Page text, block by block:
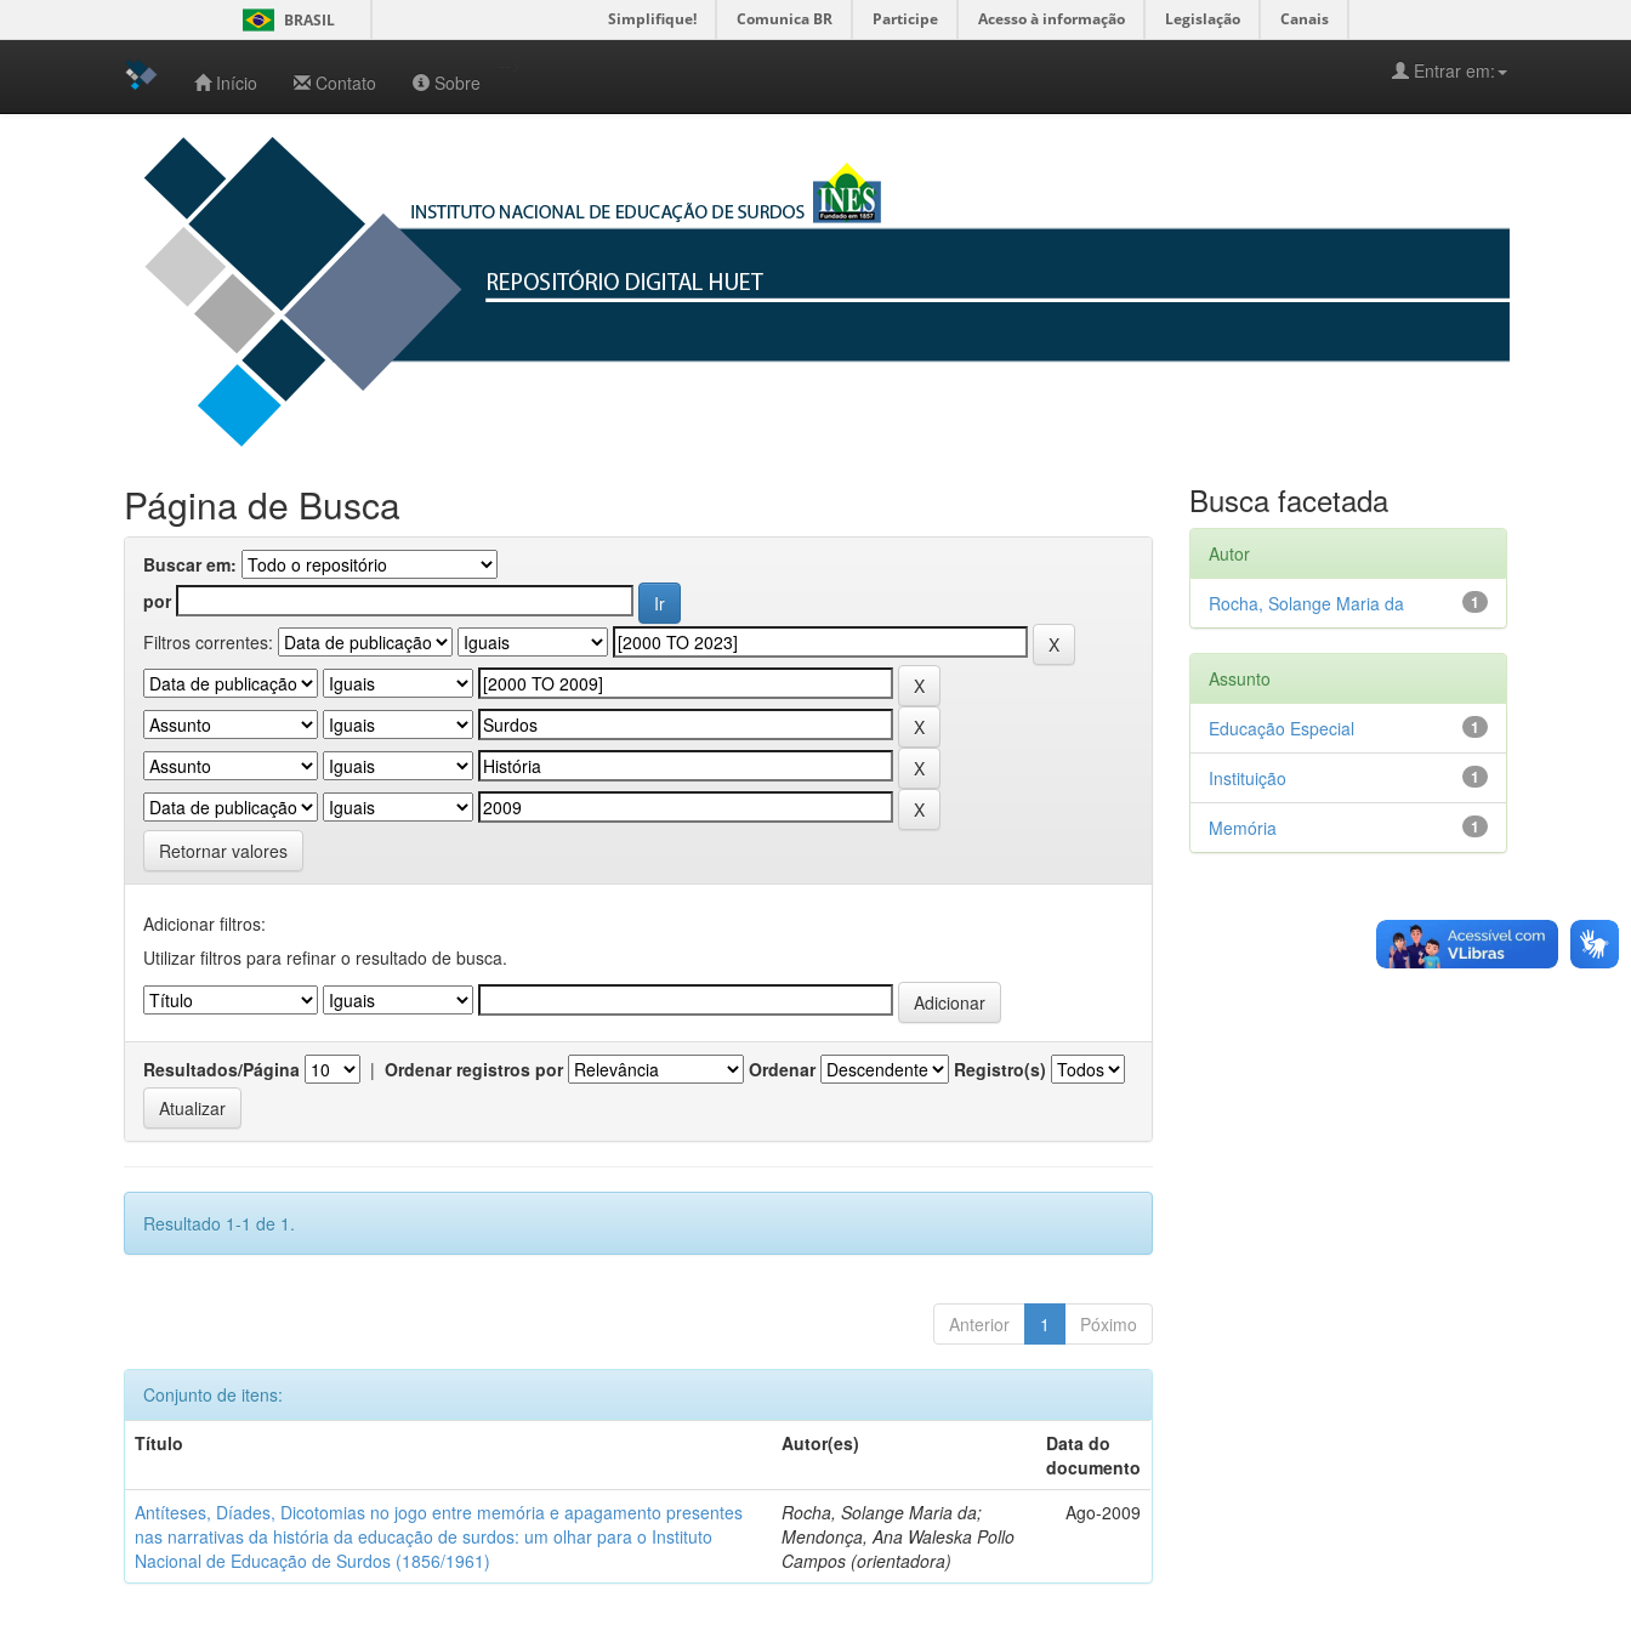
navigation
BRASIL Simplifique! Comunica BR Participe Acesso à informação Legislação Canais
Início Contato Sobre Entrar em:
Página de Busca
Buscar em:
por
Filtros correntes:
Retornar valores
Adicionar filtros:
Utilizar filtros para refinar o resultado de busca.
Resultados/Página | Ordenar registros por Ordenar Registro(s)
Resultado 1-1 de 1.
Anterior 1 Póximo
Conjunto de itens:
Título
Autor(es)
Data do
documento
Antíteses, Díades, Dicotomias no jogo entre memória e apagamento presentes
nas narrativas da história da educação de surdos: um olhar para o Instituto
Nacional de Educação de Surdos (1856/1961)
Rocha, Solange Maria da;
Mendonça, Ana Waleska Pollo
Campos (orientadora)
Ago-2009
Busca facetada
Autor
1
Rocha, Solange Maria da
Assunto
1
Educação Especial
1
Instituição
1
Memória